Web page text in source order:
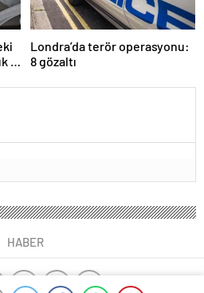
8
Londra’da terör operasyonu:
8 gözaltı
HABER